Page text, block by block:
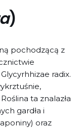
)
pochodzącą z
radix.
ta znalazła
gardła i
oraz